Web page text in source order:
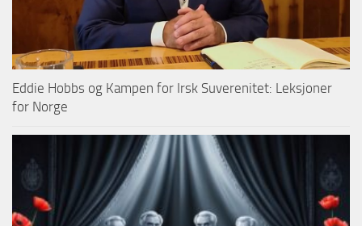
Eddie Hobbs og Kampen for Irsk Suverenitet: Leksjoner
for Norge